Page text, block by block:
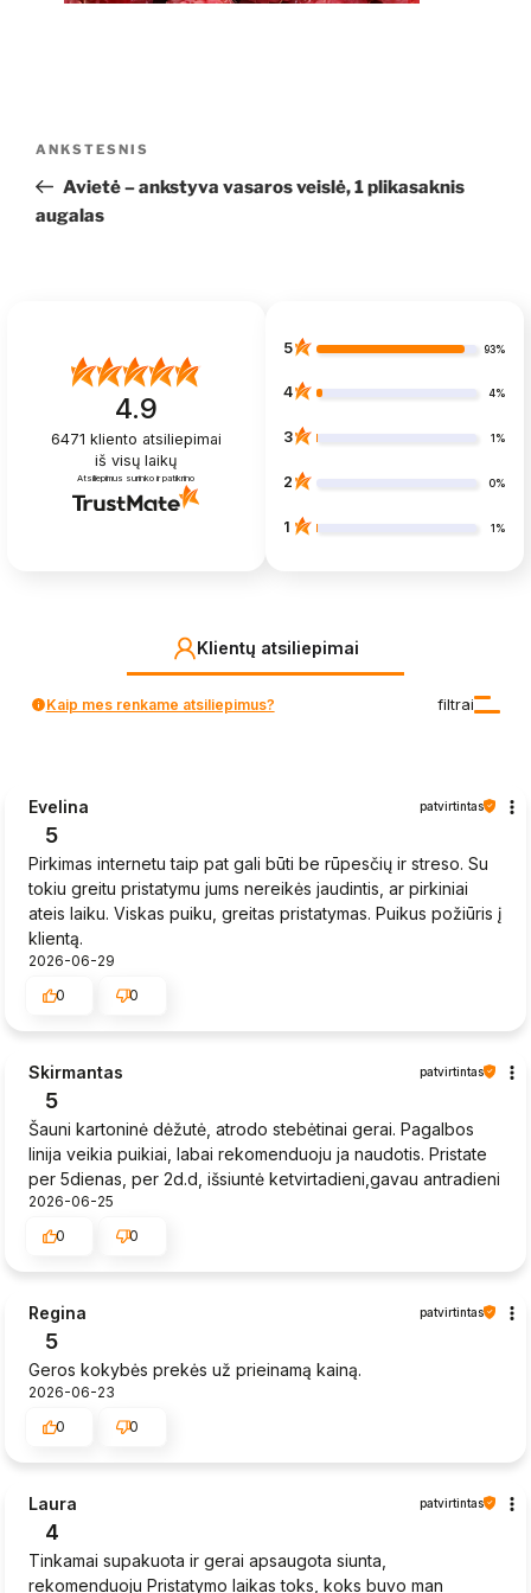
įrašų
Ankstesnis
įrašas
ANKSTESNIS
Avietė – ankstyva vasaros veislė, 1 plikasaknis
augalas
4.9
6471 kliento atsiliepimai
iš visų laikų
Atsiliepimus surinko ir patikrino
5 93%
4 4%
3 1%
2 0%
1 1%
Klientų atsiliepimai
filtrai
Kaip mes renkame atsiliepimus?
Evelina patvirtintas
5
Pirkimas internetu taip pat gali būti be rūpesčių ir streso. Su
tokiu greitu pristatymu jums nereikės jaudintis, ar pirkiniai
ateis laiku. Viskas puiku, greitas pristatymas. Puikus požiūris į
klientą.
2026-06-29
0
0
Skirmantas patvirtintas
5
Šauni kartoninė dėžutė, atrodo stebėtinai gerai. Pagalbos
linija veikia puikiai, labai rekomenduoju ja naudotis. Pristate
per 5dienas, per 2d.d, išsiuntė ketvirtadieni,gavau antradieni
2026-06-25
0
0
Regina patvirtintas
5
Geros kokybės prekės už prieinamą kainą.
2026-06-23
0
0
Laura patvirtintas
4
Tinkamai supakuota ir gerai apsaugota siunta,
rekomenduoju Pristatymo laikas toks, koks buvo man